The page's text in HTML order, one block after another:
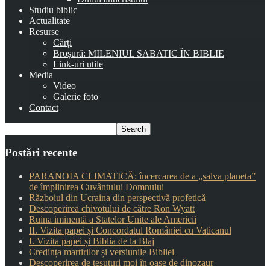
Studiu biblic
Actualitate
Resurse
Cărți
Broșură: MILENIUL SABATIC ÎN BIBLIE
Link-uri utile
Media
Video
Galerie foto
Contact
Postări recente
PARANOIA CLIMATICĂ: încercarea de a „salva planeta”
de împlinirea Cuvântului Domnului
Războiul din Ucraina din perspectivă profetică
Descoperirea chivotului de către Ron Wyatt
Ruina iminentă a Statelor Unite ale Americii
II. Vizita papei și Concordatul României cu Vaticanul
I. Vizita papei și Biblia de la Blaj
Credința martirilor și versiunile Bibliei
Descoperirea de țesuturi moi în oase de dinozaur